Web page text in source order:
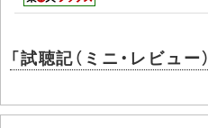
「試聴記（ミニ・レビュ